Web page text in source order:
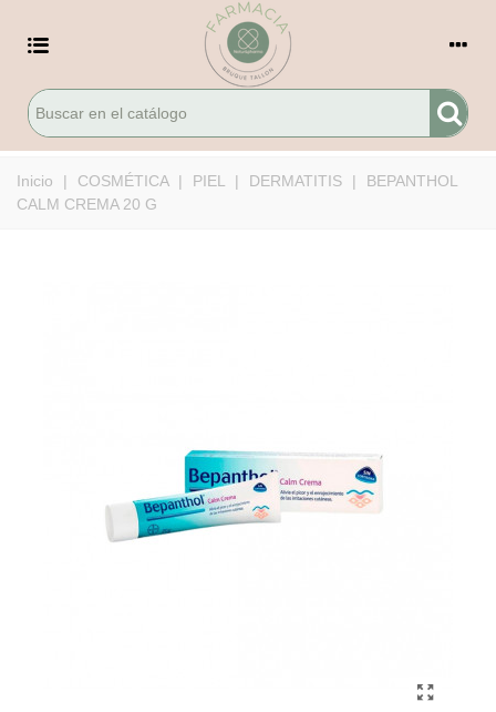
Inicio | COSMÉTICA | PIEL | DERMATITIS |
BEPANTHOL
CALM CREMA 20 G